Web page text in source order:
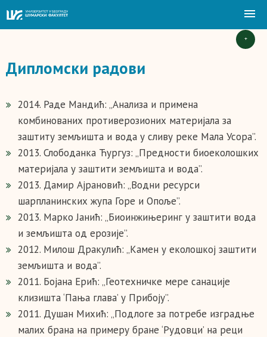
+
Дипломски радови
2014. Раде Мандић: „Анализа и примена
комбинованих противерозионих материјала за
заштиту земљишта и вода у сливу реке Мала Усора”.
2013. Слободанка Ћургуз: „Предности биоеколошких
материјала у заштити земљишта и вода”.
2013. Дамир Ајрановић: „Водни ресурси
шарпланинских жупа Горе и Опоље”.
2013. Марко Јанић: „Биоинжињеринг у заштити вода
и земљишта од ерозије”.
2012. Милош Дракулић: „Камен у еколошкој заштити
земљишта и вода”.
2011. Бојана Ерић: „Геотехничке мере санације
клизишта ‘Пања глава’ у Прибоју”.
2011. Душан Михић: „Подлоге за потребе изградње
малих брана на примеру бране ‘Рудовци’ на реци